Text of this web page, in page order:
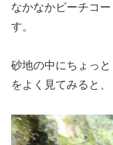
なかなかビーチコ
す。
砂地の中にちょっ
をよく見てみると、